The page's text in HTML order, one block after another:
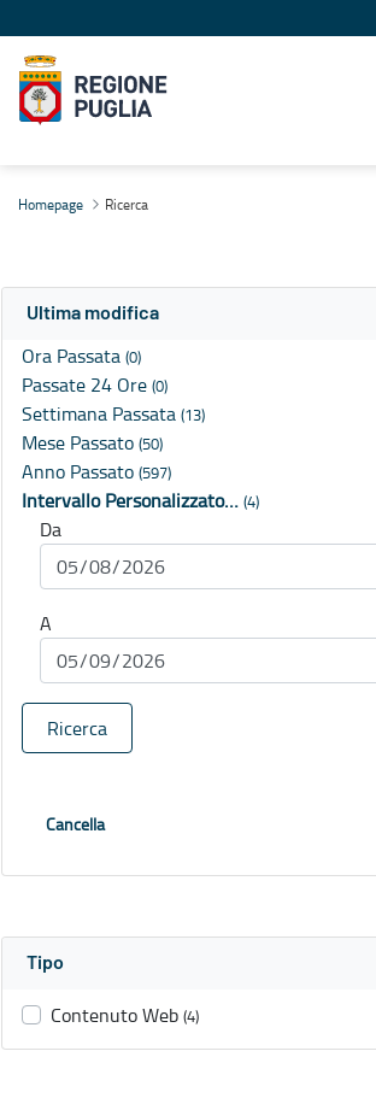
Homepage Ricerca
Ultima modifica
Ora Passata (0)
Passate 24 Ore (0)
Settimana Passata (13)
Mese Passato (50)
Anno Passato (597)
Intervallo Personalizzato… (4)
Da
A
Ricerca
Cancella
Tipo
Contenuto Web (4)